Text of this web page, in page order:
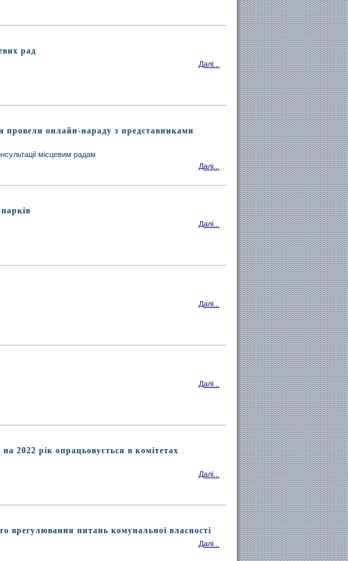
рад
Далі...
провели онлайн-нараду з представниками
місцевим радам
Далі...
Далі...
Далі...
Далі...
2022 рік опрацьовується в комітетах
Далі...
врегулювання питань комунальної власності
Далі...